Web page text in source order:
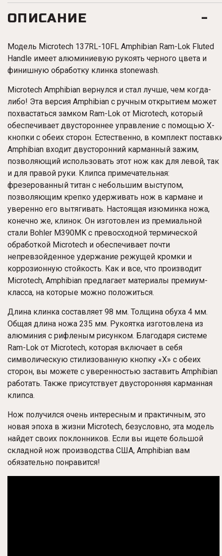
ОПИСАНИЕ
Модель Microtech 137RL-10FL Amphibian Ram-Lok Fluted
Handle имеет алюминиевую рукоять черного цвета и
финишную обработку клинка stonewash.
Microtech Amphibian вернулся и стал лучше, чем когда-
либо! Эта версия Amphibian с ручным открытием может
похвастаться замком Ram-Lok от Microtech, который
обеспечивает двустороннее управление с помощью X-
кнопки с обеих сторон. Естественно, в комплект
Amphibian входит двусторонний карманный зажим,
позволяющий использовать этот нож как для левой, так
и для правой руки. Клипса примечательная:
фрезерованный титан с небольшим выступом,
позволяющим крепко удерживать нож в кармане и
уверенно его вытягивать. Настоящая изюминка ножа,
конечно же, клинок. Он изготовлен из премиальной
стали Bohler M390MK с превосходной термической
обработкой Microtech и обеспечивает почти
непревзойденное удержание режущей кромки и
коррозионную стойкость. Как и все, что производит
Microtech, Amphibian предлагает материалы премиум-
класса, на которые можно положиться.
Длина клинка составляет 98 мм. Толщина обуха 4 мм.
Общая длина ножа 235 мм. Рукоятка изготовлена ​​из
алюминия с рифленым рисунком. Благодаря системе
Ram-Lok от Microtech, которая включает в себя
символическую стилизованную кнопку «X» с обеих
сторон, вы можете с уверенностью заставить Amphibian
работать. Также присутствует двусторонняя карманная
клипса.
Нож получился очень интересным и практичным, это
новая эпоха в жизни Microtech, безусловно, эта модель
найдет своих поклонников. Если вы ищете большой
складной нож производства США, Amphibian вам
обязательно понравится!